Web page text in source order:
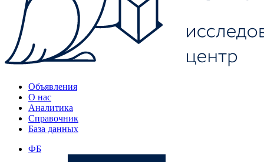
Объявления
О нас
Аналитика
Справочник
База данных
ФБ